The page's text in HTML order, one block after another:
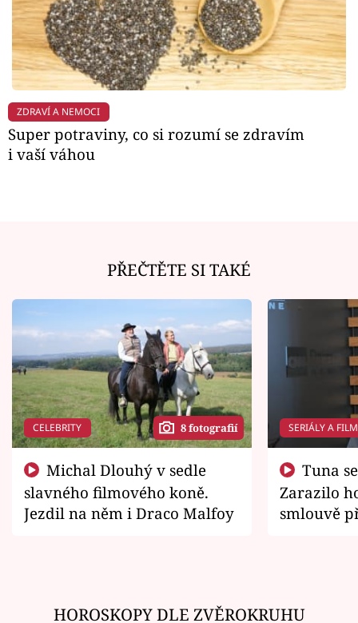
ZDRAVÍ A NEMOCI
Super potraviny, co si rozumí se zdravím
i vaší váhou
PŘEČTĚTE SI TAKÉ
CELEBRITY 8 fotografií
slavného filmového koně.
Jezdil na něm i Draco Malfoy
SERIÁLY A
Zarazilo
smlouvě
HOROSKOPY DLE ZVĚROKRUHU